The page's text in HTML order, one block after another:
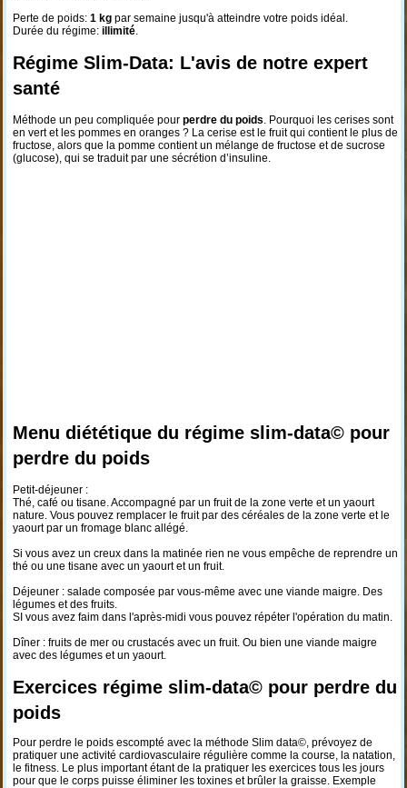
Perte de poids:1 kg par semaine jusqu'à atteindre votre poids idéal.
Durée du régime: illimité.
Régime Slim-Data: L'avis de notre expert
santé
Méthode un peu compliquée pour perdre du poids. Pourquoi les cerises sont
en vert et les pommes en oranges ? La cerise est le fruit qui contient le plus de
fructose, alors que la pomme contient un mélange de fructose et de sucrose
(glucose), qui se traduit par une sécrétion d’insuline.
Menu diététique du régime slim-data© pour
perdre du poids
Petit-déjeuner :
Thé, café ou tisane. Accompagné par un fruit de la zone verte et un yaourt
nature. Vous pouvez remplacer le fruit par des céréales de la zone verte et le
yaourt par un fromage blanc allégé.
Si vous avez un creux dans la matinée rien ne vous empêche de reprendre un
thé ou une tisane avec un yaourt et un fruit.
Déjeuner : salade composée par vous-même avec une viande maigre. Des
légumes et des fruits.
SI vous avez faim dans l'après-midi vous pouvez répéter l'opération du matin.
Dîner : fruits de mer ou crustacés avec un fruit. Ou bien une viande maigre
avec des légumes et un yaourt.
Exercices régime slim-data© pour perdre du
poids
Pour perdre le poids escompté avec la méthode Slim data©, prévoyez de
pratiquer une activité cardiovasculaire régulière comme la course, la natation,
le fitness. Le plus important étant de la pratiquer les exercices tous les jours
pour que le corps puisse éliminer les toxines et brûler la graisse. Exemple